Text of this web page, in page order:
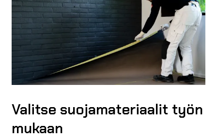
Valitse suojamateriaalit työn
mukaan